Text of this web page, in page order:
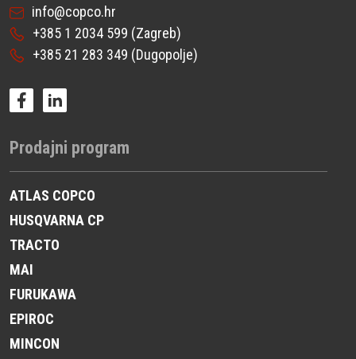
info@copco.hr
+385 1 2034 599 (Zagreb)
+385 21 283 349 (Dugopolje)
Prodajni program
ATLAS COPCO
HUSQVARNA CP
TRACTO
MAI
FURUKAWA
EPIROC
MINCON